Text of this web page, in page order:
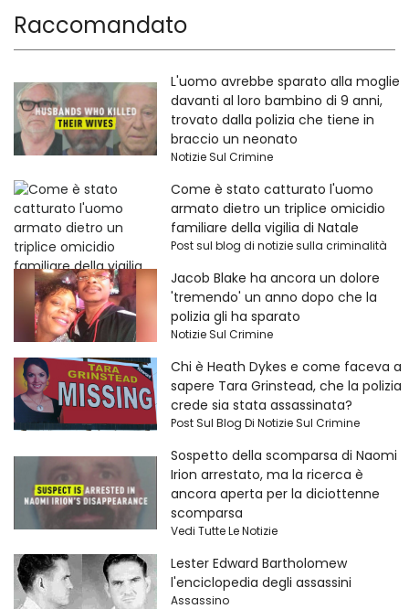
Raccomandato
L'uomo avrebbe sparato alla moglie
davanti al loro bambino di 9 anni,
trovato dalla polizia che tiene in
braccio un neonato
Notizie Sul Crimine
Come è stato catturato l'uomo
armato dietro un triplice omicidio
familiare della vigilia di Natale
Post sul blog di notizie sulla criminalità
Jacob Blake ha ancora un dolore
'tremendo' un anno dopo che la
polizia gli ha sparato
Notizie Sul Crimine
Chi è Heath Dykes e come faceva a
sapere Tara Grinstead, che la polizia
crede sia stata assassinata?
Post Sul Blog Di Notizie Sul Crimine
Sospetto della scomparsa di Naomi
Irion arrestato, ma la ricerca è
ancora aperta per la diciottenne
scomparsa
Vedi Tutte Le Notizie
Lester Edward Bartholomew
l'enciclopedia degli assassini
Assassino